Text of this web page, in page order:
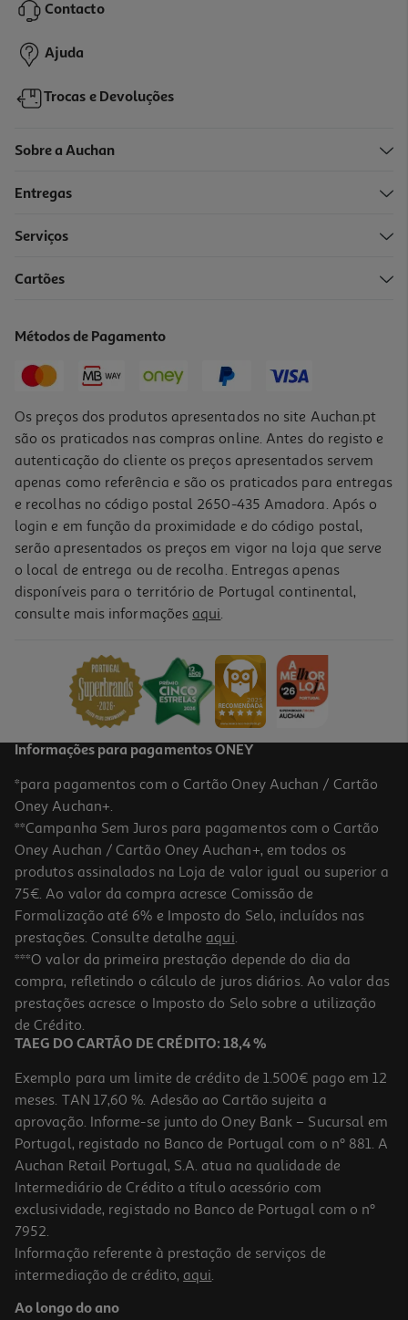
19,99 € PVP de editor
17,99 €
-10%
18,00 € PVP de editor
-10%
Livro As Palavras Que Lançámos Ao Vento De Sara Marinho
PVP de editor
16,11 €
-10%
Livro As Filhas Do Terramoto
20.61 €/un
22,90 € PVP de editor
20,61 €
-10%
Livro O Mandarim De Eça De Queirós
11.61 €/un
Contacto
Ajuda
Trocas e Devoluções
Sobre a Auchan
Entregas
Serviços
Cartões
Métodos de Pagamento
Os preços dos produtos apresentados no site Auchan.pt
são os praticados nas compras online. Antes do registo e
autenticação do cliente os preços apresentados servem
apenas como referência e são os praticados para entregas
e recolhas no código postal 2650-435 Amadora. Após o
login e em função da proximidade e do código postal,
serão apresentados os preços em vigor na loja que serve
o local de entrega ou de recolha. Entregas apenas
disponíveis para o território de Portugal continental,
consulte mais informações aqui.
Informações para pagamentos ONEY
*para pagamentos com o Cartão Oney Auchan / Cartão
Oney Auchan+.
**Campanha Sem Juros para pagamentos com o Cartão
Oney Auchan / Cartão Oney Auchan+, em todos os
produtos assinalados na Loja de valor igual ou superior a
75€. Ao valor da compra acresce Comissão de
Formalização até 6% e Imposto do Selo, incluídos nas
prestações. Consulte detalhe aqui.
***O valor da primeira prestação depende do dia da
compra, refletindo o cálculo de juros diários. Ao valor das
prestações acresce o Imposto do Selo sobre a utilização
de Crédito.
TAEG DO CARTÃO DE CRÉDITO: 18,4 %
Exemplo para um limite de crédito de 1.500€ pago em 12
meses. TAN 17,60 %. Adesão ao Cartão sujeita a
aprovação. Informe-se junto do Oney Bank – Sucursal em
Portugal, registado no Banco de Portugal com o nº 881. A
Auchan Retail Portugal, S.A. atua na qualidade de
Intermediário de Crédito a título acessório com
exclusividade, registado no Banco de Portugal com o nº
7952.
Informação referente à prestação de serviços de
intermediação de crédito, aqui.
Ao longo do ano